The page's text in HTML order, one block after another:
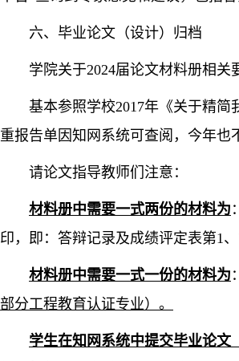
六、毕业论文（设计）归档
学院关于2024届论文材料册相关
基本参照学校2017年《关于精
重报告单因知网系统可查阅，今年也
请论文指导教师们注意：
材料册中需要一式两份的材料为
印，即：答辩记录及成绩评定表第1
材料册中需要一式一份的材料为
部分工程教育认证专业）。
学生在知网系统中提交毕业论文